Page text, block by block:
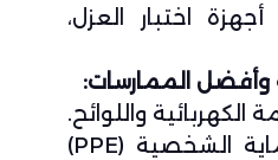
أجهزة اختبار العزل،
وأفضل الممارسات:
الكهربائية واللوائح.
معدات الحماية الشخصية (PPE)